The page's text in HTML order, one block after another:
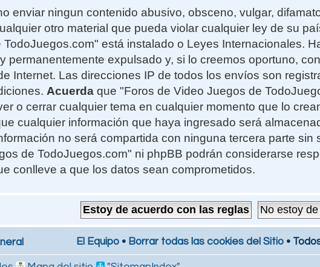
enviar ningun contenido abusivo, obsceno, vulgar,
otro material que pueda violar cualquier ley de su
TodoJuegos.com" está instalado o Leyes Internacionales.
permanentemente expulsado y, si lo creemos oportuno,
Internet. Las direcciones IP de todos los envíos son
Acuerda que "Foros de Video Juegos de
o cerrar cualquier tema en cualquier momento que lo
cualquier información que haya ingresado será
no será compartida con ninguna tercera parte sin
de TodoJuegos.com" ni phpBB podrán considerarse
conlleve a que los datos sean comprometidos.
El Equipo • Borrar todas las cookies del Sitio •